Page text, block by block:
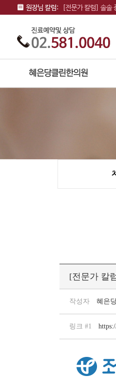
원장님 칼럼: [전문가 칼럼] 솔솔
[전문가 칼
작성자 혜은
링크 #1